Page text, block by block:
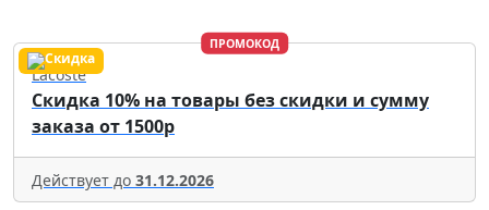
ПРОМОКОД
Lacoste
Скидка 10% на товары без скидки и сумму
заказа от 1500р
Действует до 31.12.2026